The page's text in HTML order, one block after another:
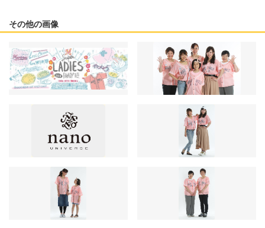
その他の画像